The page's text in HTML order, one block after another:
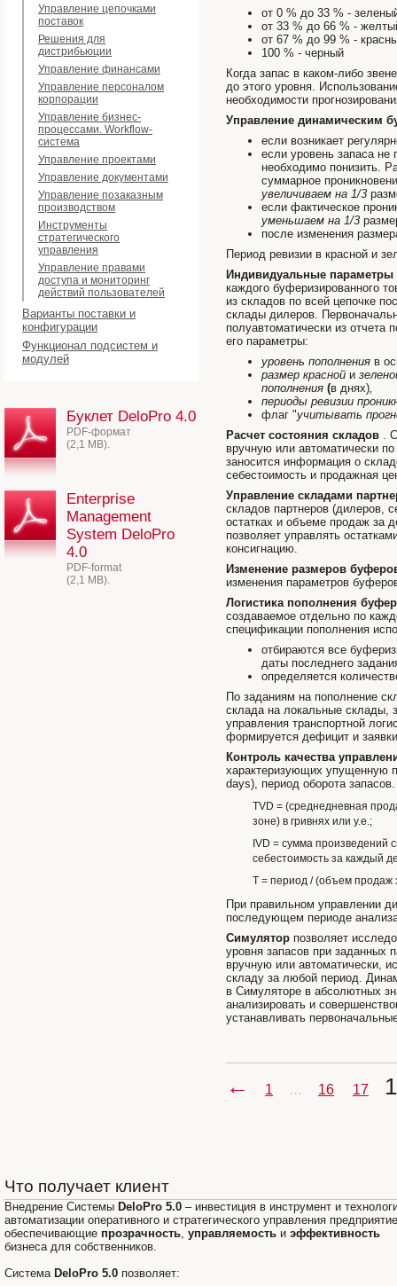
Управление цепочками
поставок
Решения для
дистрибьюции
Управление финансами
Управление персоналом
корпорации
Управление бизнес-
процессами. Workflow-
система
Управление проектами
Управление документами
Управление позаказным
производством
Инструменты
стратегического
управления
Управление правами
доступа и мониторинг
действий пользователей
Варианты поставки и
конфигурации
Функционал подсистем и
модулей
Буклет DeloPro 4.0
PDF-формат
(2,1 MB).
Enterprise
Management
System DeloPro
4.0
PDF-format
(2,1 MB).
от 0 % до 33 % -
от 33 % до 66 % -
от 67 % до 99 % -
100 % - черный
Когда запас в каком-либо
до этого уровня.
необходимости
Управление динамическим
если возникает
если уровень запаса не
необходимо понизить.
суммарное
увеличиваем на 1/3
если фактическое
уменьшаем на 1/3
после изменения
Период ревизии в красной и
Индивидуальные
каждого буферизированного
из складов по всей цепочке
склады дилеров.
полуавтоматически из
его параметры:
уровень пополнения в
размер красной и
пополнения (в днях),
периоды ревизии
флаг "учитывать
Расчет состояния складов .
вручную или автоматически
заносится информация о
себестоимость и продажная
Управление складами
складов партнеров (дилеров,
остатках и объеме продаж за
позволяет управлять
консигнацию.
Изменение размеров
изменения параметров
Логистика пополнения
создаваемое отдельно по
спецификации пополнения
отбираются все
даты последнего
определяется
По заданиям на пополнение
склада на локальные склады,
управления транспортной
формируется дефицит и
Контроль качества
характеризующих упущенную
days), период оборота запасов.
TVD = (среднедневная
зоне) в гривнях или у.е.;
IVD = сумма произведений
себестоимость за каждый
Т = период / (объем продаж
При правильном управлении
последующем периоде
Симулятор позволяет
уровня запасов при заданных
вручную или автоматически,
складу за любой период.
в Симуляторе в абсолютных
анализировать и
устанавливать
← 1 ... 16 17
Что получает клиент
Внедрение Системы DeloPro 5.0 – инвестиция в инструмент и
автоматизации оперативного и стратегического управления
обеспечивающие прозрачность, управляемость и эффективность
бизнеса для собственников.
Система DeloPro 5.0 позволяет: